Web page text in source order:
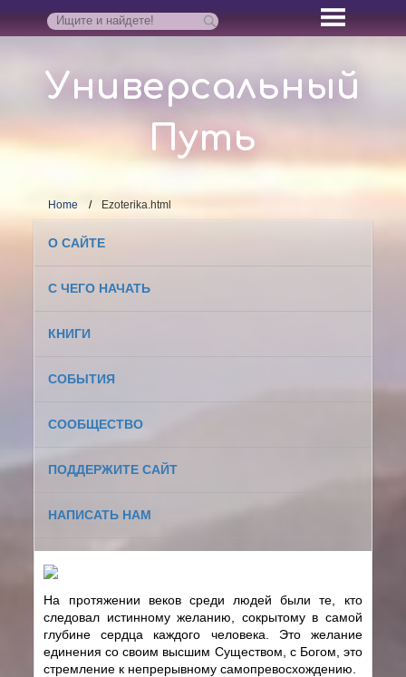
Универсальный
Путь
Home Ezoterika.html
О САЙТЕ
С ЧЕГО НАЧАТЬ
КНИГИ
СОБЫТИЯ
СООБЩЕСТВО
ПОДДЕРЖИТЕ САЙТ
НАПИСАТЬ НАМ
На протяжении веков среди людей были те, кто
следовал истинному желанию, сокрытому в самой
глубине сердца каждого человека. Это желание
единения со своим высшим Существом, с Богом, это
стремление к непрерывному самопревосхождению.